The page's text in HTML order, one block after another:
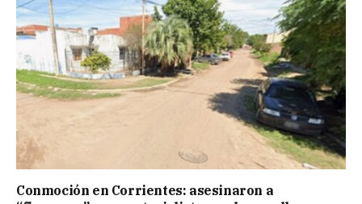
Conmoción en Corrientes: asesinaron a